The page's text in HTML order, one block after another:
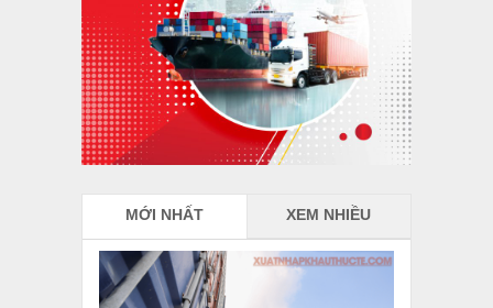
Hướng Dẫn Quy Trình Kiểm Tra Hàng
Hóa Tại Cảng Thực Tế
Kiểm tra hàng hóa tại cảng là một bước rất
quan trọng trong quá trình xuất nhập khẩu,
đảm bảo...